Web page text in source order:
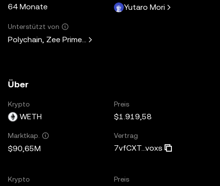
64 Monate Yutaro Mori
Unterstützt von
Polychain, Zee Prime Capital, Solana Ventures,
Über
Krypto
WETH
Preis
$1.919,58
Marktkap.
$90,65M
Vertrag
7vfCXT...voxs
Krypto Preis